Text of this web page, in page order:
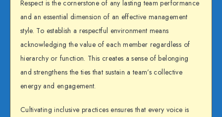
Respect is the cornerstone of any lasting team performance
and an essential dimension of an effective management
style. To establish a respectful environment means
acknowledging the value of each member regardless of
hierarchy or function. This creates a sense of belonging
and strengthens the ties that sustain a team’s collective
energy and engagement.
Cultivating inclusive practices ensures that every voice is